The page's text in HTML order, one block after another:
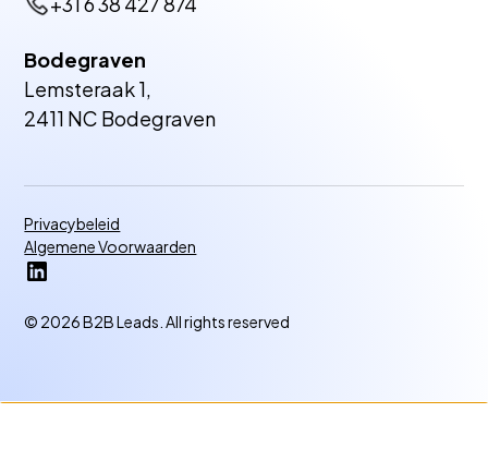
Bodegraven
Lemsteraak 1,
2411 NC Bodegraven
© 2026 B2B Leads. All rights reserved
Privacybeleid
Algemene Voorwaarden